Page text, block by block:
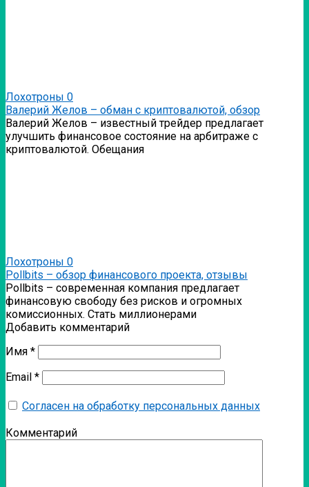
Лохотроны 0
Валерий Желов – обман с криптовалютой, обзор
Валерий Желов – известный трейдер предлагает
улучшить финансовое состояние на арбитраже с
криптовалютой. Обещания
Лохотроны 0
Pollbits – обзор финансового проекта, отзывы
Pollbits – современная компания предлагает
финансовую свободу без рисков и огромных
комиссионных. Стать миллионерами
Добавить комментарий
Имя *
Email *
Согласен на обработку персональных данных
Комментарий